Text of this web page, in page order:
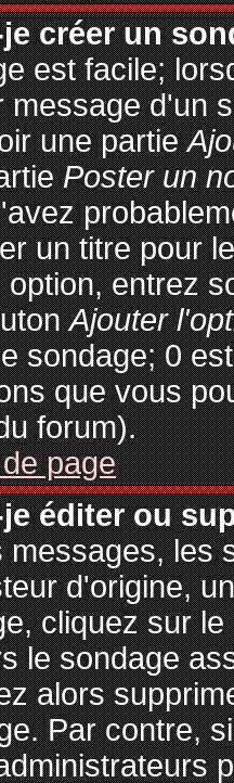
créer un
est facile;
message d'un
une partie
Poster un
un titre pour
entrez
Ajouter
sondage; 0
que vous
forum).
page
éditer ou
messages, les
d'origine,
cliquez sur
le sondage
alors
Par contre,